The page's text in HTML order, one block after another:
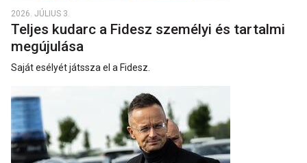
2026. JÚLIUS 3.
Teljes kudarc a Fidesz személyi és tartalmi
megújulása
Saját esélyét játssza el a Fidesz.